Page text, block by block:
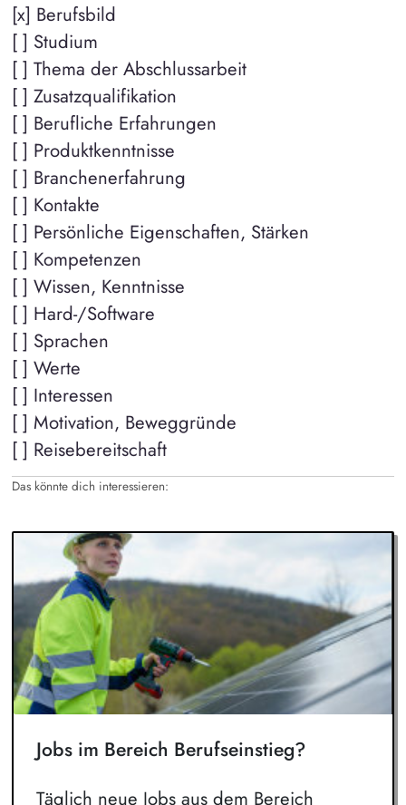
[x] Berufsbild
[ ] Studium
[ ] Thema der Abschlussarbeit
[ ] Zusatzqualifikation
[ ] Berufliche Erfahrungen
[ ] Produktkenntnisse
[ ] Branchenerfahrung
[ ] Kontakte
[ ] Persönliche Eigenschaften, Stärken
[ ] Kompetenzen
[ ] Wissen, Kenntnisse
[ ] Hard-/Software
[ ] Sprachen
[ ] Werte
[ ] Interessen
[ ] Motivation, Beweggründe
[ ] Reisebereitschaft
Das könnte dich interessieren:
Jobs im Bereich Berufseinstieg?
Täglich neue Jobs aus dem Bereich